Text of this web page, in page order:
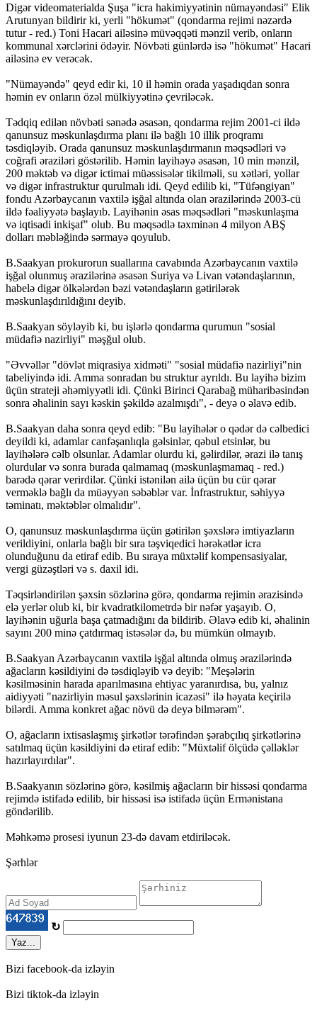
Digər videomaterialda Şuşa "icra hakimiyyətinin nümayəndəsi" Elik
Arutunyan bildirir ki, yerli "hökumət" (qondarma rejimi nəzərdə
tutur - red.) Toni Hacari ailəsinə müvəqqəti mənzil verib, onların
kommunal xərclərini ödəyir. Növbəti günlərdə isə "hökumət" Hacari
ailəsinə ev verəcək.
"Nümayəndə" qeyd edir ki, 10 il həmin orada yaşadıqdan sonra
həmin ev onların özəl mülkiyyətinə çevriləcək.
Tədqiq edilən növbəti sənədə əsasən, qondarma rejim 2001-ci ildə
qanunsuz məskunlaşdırma planı ilə bağlı 10 illik proqramı
təsdiqləyib. Orada qanunsuz məskunlaşdırmanın məqsədləri və
coğrafi əraziləri göstərilib. Həmin layihəyə əsasən, 10 min mənzil,
200 məktəb və digər ictimai müəssisələr tikilməli, su xətləri, yollar
və digər infrastruktur qurulmalı idi. Qeyd edilib ki, "Tüfəngiyan"
fondu Azərbaycanın vaxtilə işğal altında olan ərazilərində 2003-cü
ildə fəaliyyətə başlayıb. Layihənin əsas məqsədləri "məskunlaşma
və iqtisadi inkişaf" olub. Bu məqsədlə təxminən 4 milyon ABŞ
dolları məbləğində sərmayə qoyulub.
B.Saakyan prokurorun suallarına cavabında Azərbaycanın vaxtilə
işğal olunmuş ərazilərinə əsasən Suriya və Livan vətəndaşlarının,
habelə digər ölkələrdən bəzi vətəndaşların gətirilərək
məskunlaşdırıldığını deyib.
B.Saakyan söyləyib ki, bu işlərlə qondarma qurumun "sosial
müdafiə nazirliyi" məşğul olub.
"Əvvəllər "dövlət miqrasiya xidməti" "sosial müdafiə nazirliyi"nin
tabeliyində idi. Amma sonradan bu struktur ayrıldı. Bu layihə bizim
üçün strateji əhəmiyyətli idi. Çünki Birinci Qarabağ müharibəsindən
sonra əhalinin sayı kəskin şəkildə azalmışdı", - deyə o əlavə edib.
B.Saakyan daha sonra qeyd edib: "Bu layihələr o qədər də cəlbedici
deyildi ki, adamlar canfəşanlıqla gəlsinlər, qəbul etsinlər, bu
layihələrə cəlb olsunlar. Adamlar olurdu ki, gəlirdilər, ərazi ilə tanış
olurdular və sonra burada qalmamaq (məskunlaşmamaq - red.)
barədə qərar verirdilər. Çünki istənilən ailə üçün bu cür qərar
verməklə bağlı da müəyyən səbəblər var. İnfrastruktur, səhiyyə
təminatı, məktəblər olmalıdır".
O, qanunsuz məskunlaşdırma üçün gətirilən şəxslərə imtiyazların
verildiyini, onlarla bağlı bir sıra təşviqedici hərəkətlər icra
olunduğunu da etiraf edib. Bu sıraya müxtəlif kompensasiyalar,
vergi güzəştləri və s. daxil idi.
Təqsirləndirilən şəxsin sözlərinə görə, qondarma rejimin ərazisində
elə yerlər olub ki, bir kvadratkilometrdə bir nəfər yaşayıb. O,
layihənin uğurla başa çatmadığını da bildirib. Əlavə edib ki, əhalinin
sayını 200 minə çatdırmaq istəsələr də, bu mümkün olmayıb.
B.Saakyan Azərbaycanın vaxtilə işğal altında olmuş ərazilərində
ağacların kəsildiyini də təsdiqləyib və deyib: "Meşələrin
kəsilməsinin harada aparılmasına ehtiyac yaranırdısa, bu, yalnız
aidiyyəti "nazirliyin məsul şəxslərinin icazəsi" ilə həyata keçirilə
bilərdi. Amma konkret ağac növü də deyə bilmərəm".
O, ağacların ixtisaslaşmış şirkətlər tərəfindən şərabçılıq şirkətlərinə
satılmaq üçün kəsildiyini də etiraf edib: "Müxtəlif ölçüdə çəlləklər
hazırlayırdılar".
B.Saakyanın sözlərinə görə, kəsilmiş ağacların bir hissəsi qondarma
rejimdə istifadə edilib, bir hissəsi isə istifadə üçün Ermənistana
göndərilib.
Məhkəmə prosesi iyunun 23-də davam etdiriləcək.
Şərhlər
↻
Yaz...
Bizi facebook-da izləyin
Bizi tiktok-da izləyin